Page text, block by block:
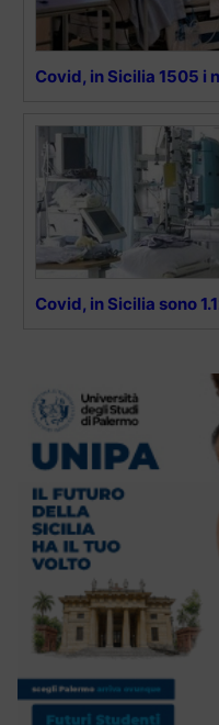
Covid, in Sicilia 1505 i
Covid, in Sicilia sono